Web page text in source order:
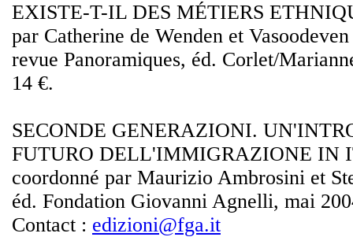
EXISTE-T-IL DES MÉTIERS
par Catherine de Wenden et
revue Panoramiques, éd. Corlet/
14 €.
SECONDE GENERAZIONI.
FUTURO DELL'IMMIGRAZIONE IN
coordonné par Maurizio Ambrosini et
éd. Fondation Giovanni Agnelli, mai
Contact : edizioni@fga.it